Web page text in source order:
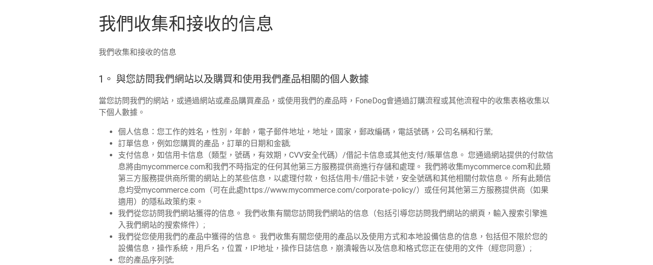
我們收集和接收的信息
我們收集和接收的信息
1。 與您訪問我們網站以及購買和使用我們產品相關的個人數據
當您訪問我們的網站，或通過網站或產品購買產品，或使用我們的產品時，FoneDog會通過訂購流程或其他流程中的收集表格收集以
下個人數據。
個人信息：您工作的姓名，性別，年齡，電子郵件地址，地址，國家，郵政編碼，電話號碼，公司名稱和行業;
訂單信息，例如您購買的產品，訂單的日期和金額;
支付信息，如信用卡信息（類型，號碼，有效期，CVV安全代碼）/借記卡信息或其他支付/賬單信息。 您通過網站提供的付款信
息將由mycommerce.com和我們不時指定的任何其他第三方服務提供商進行存儲和處理。 我們將收集mycommerce.com和此類
第三方服務提供商所需的網站上的某些信息，以處理付款，包括信用卡/借記卡號，安全號碼和其他相關付款信息。 所有此類信
息均受mycommerce.com（可在此處https://www.mycommerce.com/corporate-policy/）或任何其他第三方服務提供商（如果
適用）的隱私政策約束。
我們從您訪問我們網站獲得的信息。 我們收集有關您訪問我們網站的信息（包括引導您訪問我們網站的網頁，輸入搜索引擎進
入我們網站的搜索條件）;
我們從您使用我們的產品中獲得的信息。 我們收集有關您使用的產品以及使用方式和本地設備信息的信息，包括但不限於您的
設備信息，操作系統，用戶名，位置，IP地址，操作日誌信息，崩潰報告以及信息和格式您正在使用的文件（經您同意）;
您的產品序列號;